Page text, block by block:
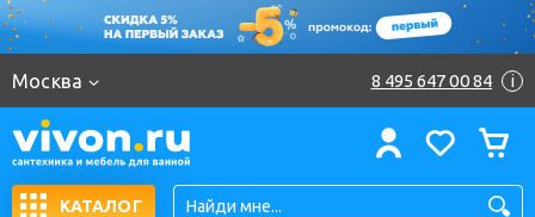
Москва 8 495 647 00 84 i
КАТАЛОГ